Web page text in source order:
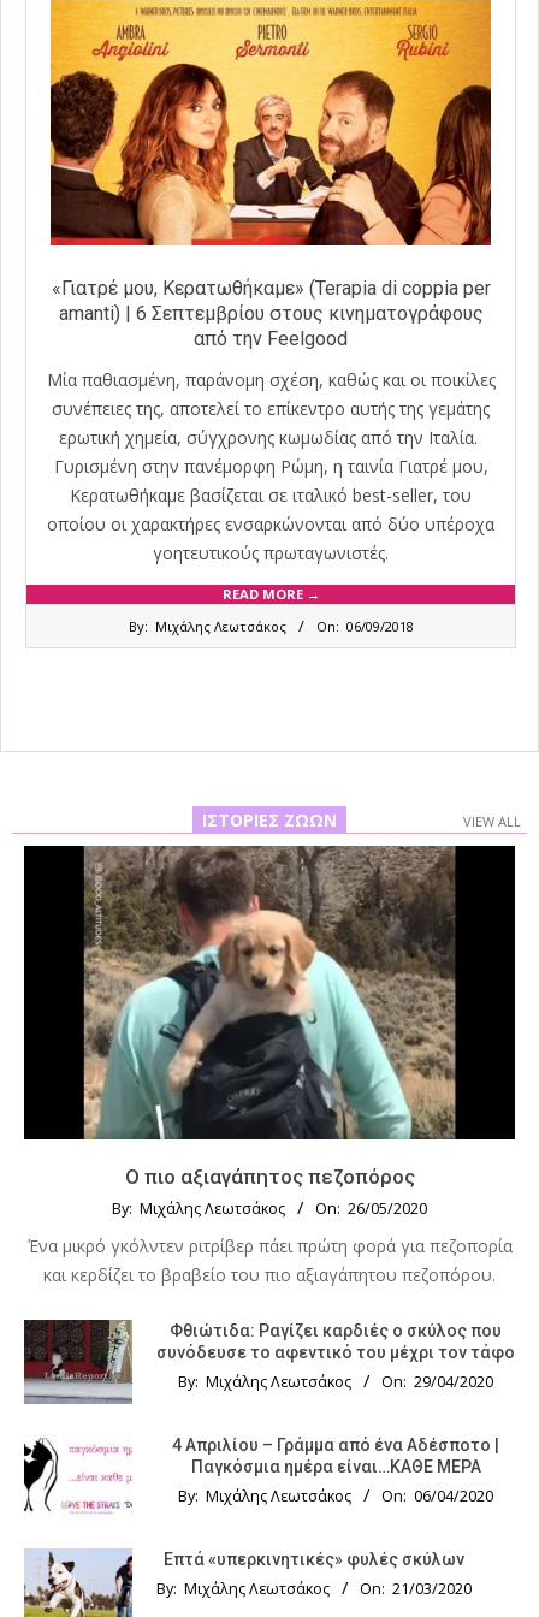
«Γιατρέ μου, Κερατωθήκαμε» (Terapia di coppia per
amanti) | 6 Σεπτεμβρίου στους κινηματογράφους
από την Feelgood
Μία παθιασμένη, παράνομη σχέση, καθώς και οι ποικίλες
συνέπειες της, αποτελεί το επίκεντρο αυτής της γεμάτης
ερωτική χημεία, σύγχρονης κωμωδίας από την Ιταλία.
Γυρισμένη στην πανέμορφη Ρώμη, η ταινία Γιατρέ μου,
Κερατωθήκαμε βασίζεται σε ιταλικό best-seller, του
οποίου οι χαρακτήρες ενσαρκώνονται από δύο υπέροχα
γοητευτικούς πρωταγωνιστές.
READ MORE →
By: Μιχάλης Λεωτσάκος On: 06/09/2018
ΙΣΤΟΡΊΕΣ ΖΏΩΝ VIEW ALL
Ο πιο αξιαγάπητος πεζοπόρος
By: Μιχάλης Λεωτσάκος On: 26/05/2020
Ένα μικρό γκόλντεν ριτρίβερ πάει πρώτη φορά για πεζοπορία
και κερδίζει το βραβείο του πιο αξιαγάπητου πεζοπόρου.
Φθιώτιδα: Ραγίζει καρδιές ο σκύλος που
συνόδευσε το αφεντικό του μέχρι τον τάφο
By: Μιχάλης Λεωτσάκος On: 29/04/2020
4 Απριλίου – Γράμμα από ένα Αδέσποτο |
Παγκόσμια ημέρα είναι…ΚΑΘΕ ΜΕΡΑ
By: Μιχάλης Λεωτσάκος On: 06/04/2020
Επτά «υπερκινητικές» φυλές σκύλων
By: Μιχάλης Λεωτσάκος On: 21/03/2020